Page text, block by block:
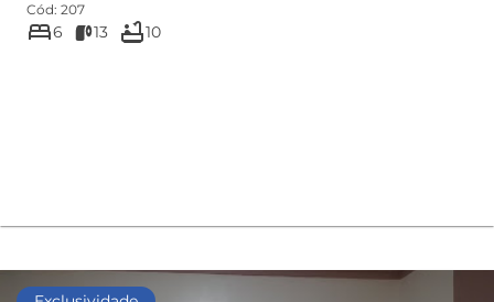
Cód: 207
bed6 13 bathtub10